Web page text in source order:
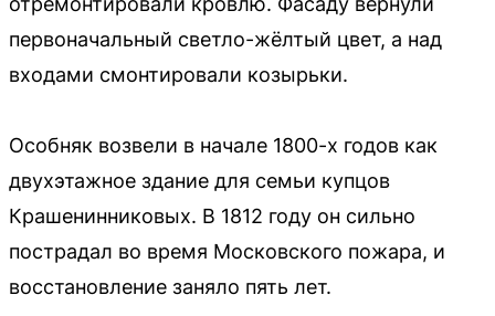
первоначальный светло-жёлтый цвет, а над
входами смонтировали козырьки.
Особняк возвели в начале 1800-х годов как
двухэтажное здание для семьи купцов
Крашенинниковых. В 1812 году он сильно
пострадал во время Московского пожара, и
восстановление заняло пять лет.